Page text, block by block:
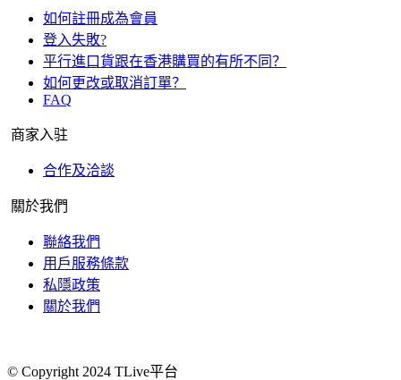
如何註冊成為會員
登入失敗?
平行進口貨跟在香港購買的有所不同？
如何更改或取消訂單？
FAQ
商家入驻
合作及洽談
關於我們
聯絡我們
用戶服務條款
私隱政策
關於我們
© Copyright 2024 TLive平台